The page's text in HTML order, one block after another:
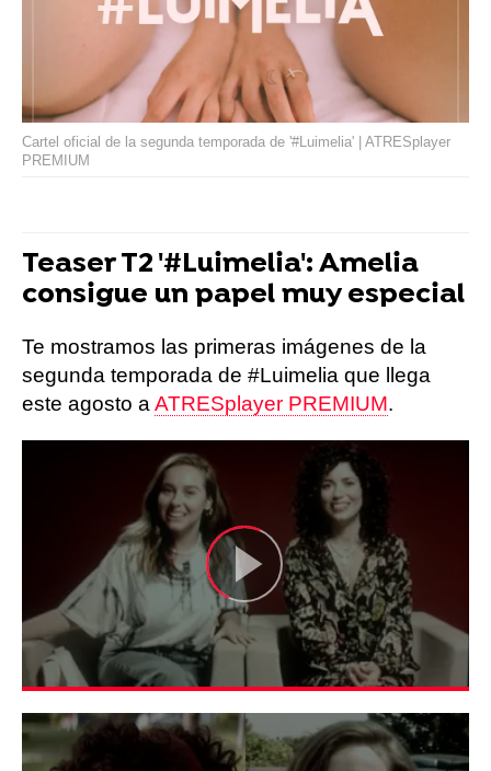
Cartel oficial de la segunda temporada de '#Luimelia' | ATRESplayer
PREMIUM
Teaser T2 '#Luimelia': Amelia
consigue un papel muy especial
Te mostramos las primeras imágenes de la
segunda temporada de #Luimelia que llega
este agosto a ATRESplayer PREMIUM.